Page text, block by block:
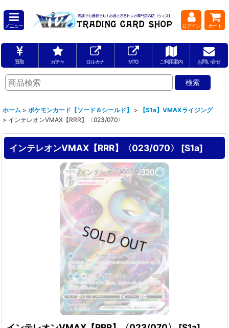
メニュー ログイン カート
買取 ガチャ ロルカナ MTG ご利用案内 お問い合せ
ホーム > ポケモンカード【ソード＆シールド】 >
【S1a】VMAXライジング
> インテレオンVMAX【RRR】〈023/070〉
インテレオンVMAX【RRR】〈023/070〉 [S1a]